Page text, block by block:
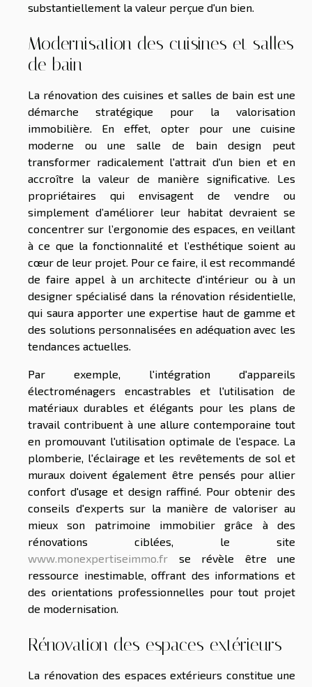
substantiellement la valeur perçue d'un bien.
Modernisation des cuisines et salles
de bain
La rénovation des cuisines et salles de bain est une
démarche stratégique pour la valorisation
immobilière. En effet, opter pour une cuisine
moderne ou une salle de bain design peut
transformer radicalement l'attrait d'un bien et en
accroître la valeur de manière significative. Les
propriétaires qui envisagent de vendre ou
simplement d’améliorer leur habitat devraient se
concentrer sur l’ergonomie des espaces, en veillant
à ce que la fonctionnalité et l’esthétique soient au
cœur de leur projet. Pour ce faire, il est recommandé
de faire appel à un architecte d'intérieur ou à un
designer spécialisé dans la rénovation résidentielle,
qui saura apporter une expertise haut de gamme et
des solutions personnalisées en adéquation avec les
tendances actuelles.
Par exemple, l'intégration d'appareils
électroménagers encastrables et l'utilisation de
matériaux durables et élégants pour les plans de
travail contribuent à une allure contemporaine tout
en promouvant l'utilisation optimale de l'espace. La
plomberie, l'éclairage et les revêtements de sol et
muraux doivent également être pensés pour allier
confort d'usage et design raffiné. Pour obtenir des
conseils d'experts sur la manière de valoriser au
mieux son patrimoine immobilier grâce à des
rénovations ciblées, le site
www.monexpertiseimmo.fr se révèle être une
ressource inestimable, offrant des informations et
des orientations professionnelles pour tout projet
de modernisation.
Rénovation des espaces extérieurs
La rénovation des espaces extérieurs constitue une